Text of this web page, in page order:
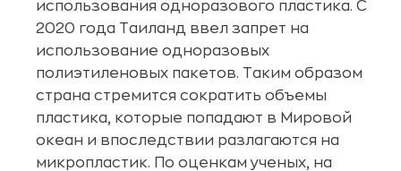
использования одноразового пластика. С
2020 года Таиланд ввел запрет на
использование одноразовых
полиэтиленовых пакетов. Таким образом
страна стремится сократить объемы
пластика, которые попадают в Мировой
океан и впоследствии разлагаются на
микропластик. По оценкам ученых, на